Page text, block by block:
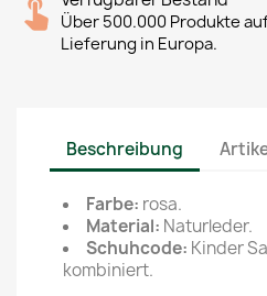
Über 500.000 Produkte
Lieferung in Europa.
Beschreibung
Farbe: rosa.
Material: Naturleder.
Schuhcode: Kinder
kombiniert.